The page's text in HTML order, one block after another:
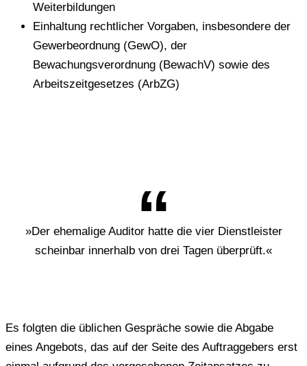
Weiterbildungen
Einhaltung rechtlicher Vorgaben, insbesondere der
Gewerbeordnung (GewO), der
Bewachungsverordnung (BewachV) sowie des
Arbeitszeitgesetzes (ArbZG)
»Der ehemalige Auditor hatte die vier Dienstleister
scheinbar innerhalb von drei Tagen überprüft.«
Es folgten die üblichen Gespräche sowie die Abgabe
eines Angebots, das auf der Seite des Auftraggebers erst